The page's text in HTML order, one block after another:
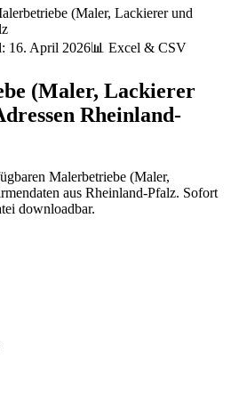
(Maler, Lackierer und
16. April 2026📊 Excel & CSV
(Maler, Lackierer
Rheinland-
Malerbetriebe (Maler,
aus Rheinland-Pfalz. Sofort
downloadbar.